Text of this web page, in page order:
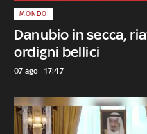
Danubio in secca,
ordigni bellici
MONDO
07 ago - 17:47